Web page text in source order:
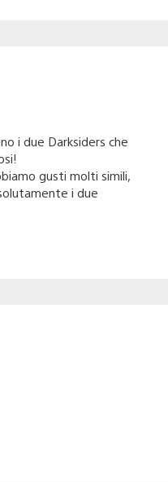
i due Darksiders che
gusti molti simili,
i due